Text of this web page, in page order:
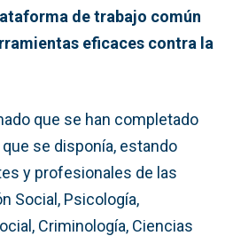
de trabajo común
eficaces contra la
que se han completado
se disponía, estando
y profesionales de las
Social, Psicología,
Criminología, Ciencias